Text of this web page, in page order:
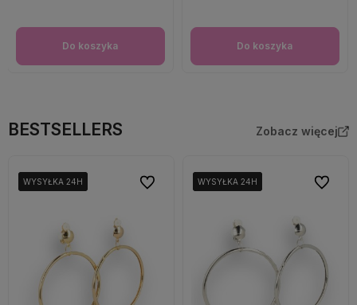
Do koszyka Do koszyka
BESTSELLERS Zobacz więcej
WYSYŁKA 24H
WYSYŁKA 24H
WYSYŁKA 24H Do ulubionychWYSYŁKA 24H
WYSYŁKA 24H
WYSYŁKA 24H Do